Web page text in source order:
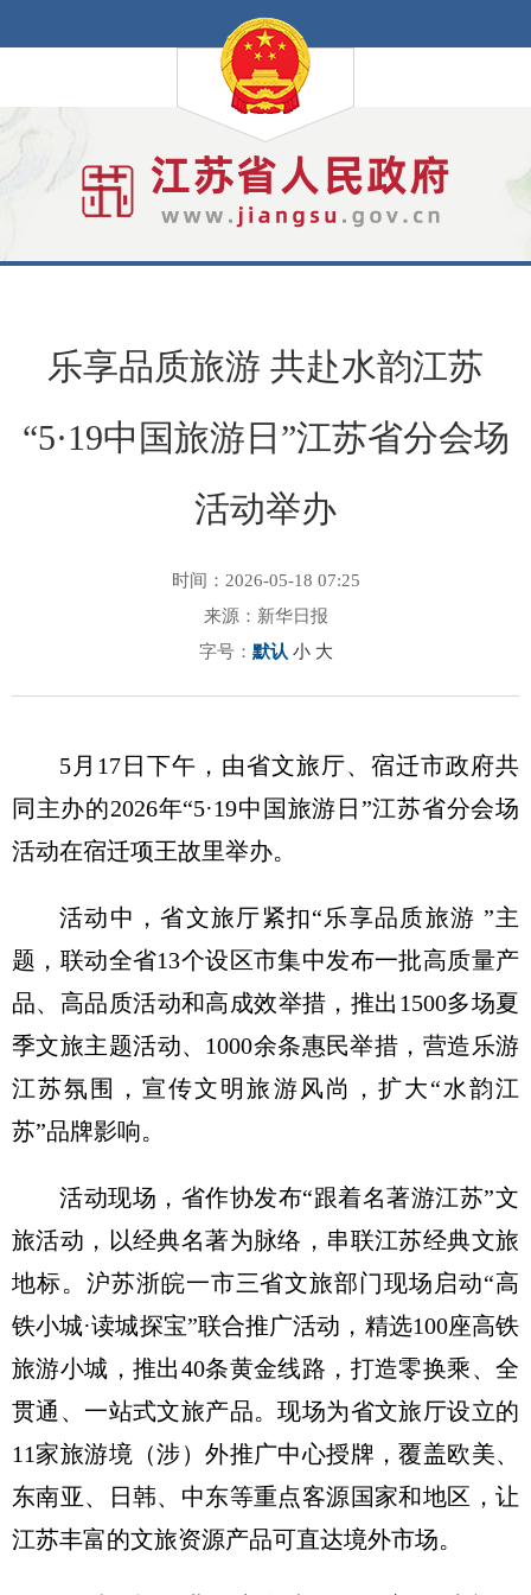
乐享品质旅游 共赴水韵江苏
“5·19中国旅游日”江苏省分会场
活动举办
时间：2026-05-18 07:25
来源：新华日报
字号： 默认 小 大
5月17日下午，由省文旅厅、宿迁市政府共
同主办的2026年“5·19中国旅游日”江苏省分会场
活动在宿迁项王故里举办。
活动中，省文旅厅紧扣“乐享品质旅游 ”主
题，联动全省13个设区市集中发布一批高质量产
品、高品质活动和高成效举措，推出1500多场夏
季文旅主题活动、1000余条惠民举措，营造乐游
江苏氛围，宣传文明旅游风尚，扩大“水韵江
苏”品牌影响。
活动现场，省作协发布“跟着名著游江苏”文
旅活动，以经典名著为脉络，串联江苏经典文旅
地标。沪苏浙皖一市三省文旅部门现场启动“高
铁小城·读城探宝”联合推广活动，精选100座高铁
旅游小城，推出40条黄金线路，打造零换乘、全
贯通、一站式文旅产品。现场为省文旅厅设立的
11家旅游境（涉）外推广中心授牌，覆盖欧美、
东南亚、日韩、中东等重点客源国家和地区，让
江苏丰富的文旅资源产品可直达境外市场。